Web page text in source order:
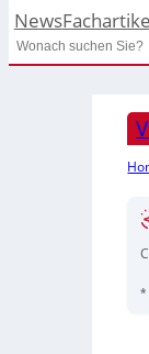
News
Search
*